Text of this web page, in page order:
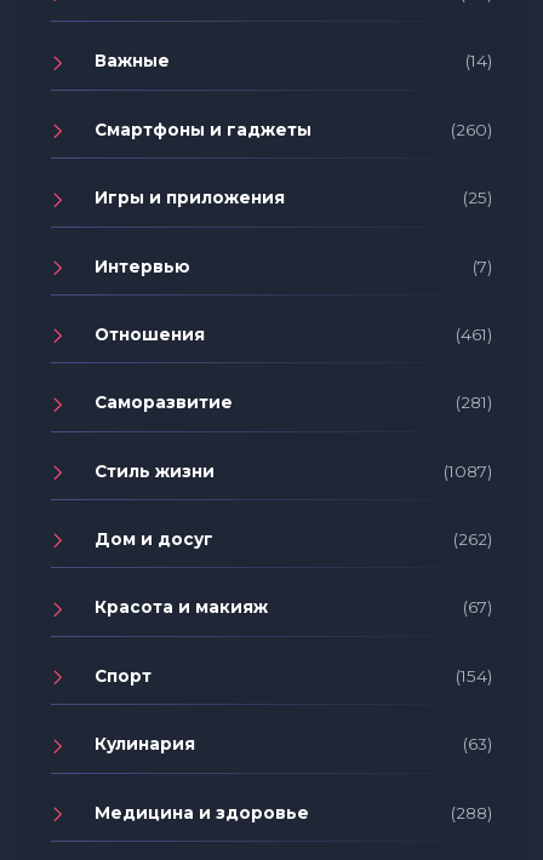
Важные (14)
Смартфоны и гаджеты (260)
Игры и приложения (25)
Интервью (7)
Отношения (461)
Саморазвитие (281)
Стиль жизни (1087)
Дом и досуг (262)
Красота и макияж (67)
Спорт (154)
Кулинария (63)
Медицина и здоровье (288)